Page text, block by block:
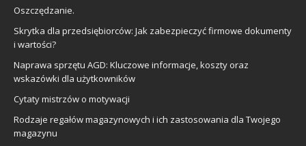
Oszczędzanie.
Skrytka dla przedsiębiorców: Jak zabezpieczyć firmowe dokumenty
i wartości?
Naprawa sprzętu AGD: Kluczowe informacje, koszty oraz
wskazówki dla użytkowników
Cytaty mistrzów o motywacji
Rodzaje regałów magazynowych i ich zastosowania dla Twojego
magazynu